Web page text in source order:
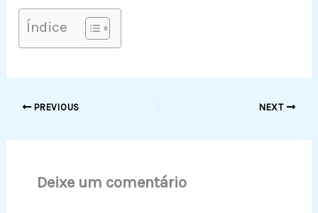
Índice
PREVIOUS NEXT
Deixe um comentário